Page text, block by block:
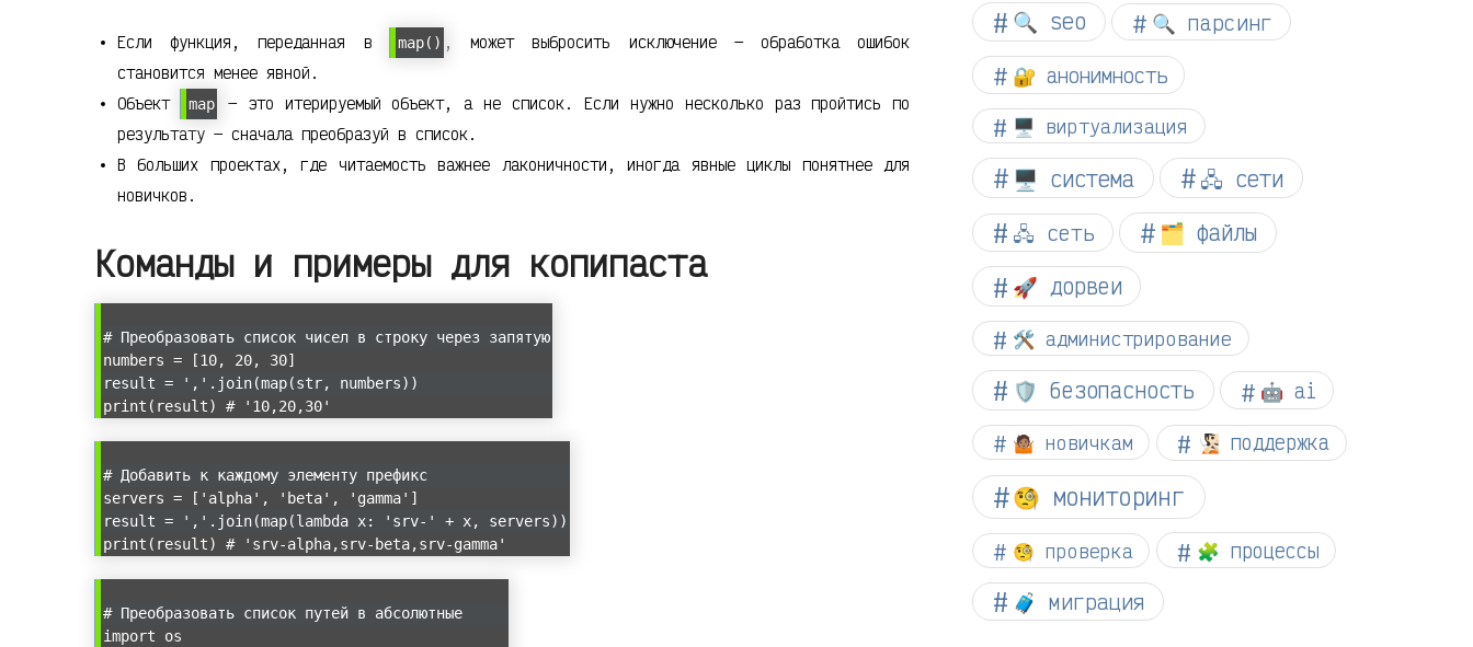
Если функция, переданная в map() , может выбросить исключение — обработка ошибок
становится менее явной.
Объект
map
— это итерируемый объект, а не список. Если нужно несколько раз пройтись по
результату — сначала преобразуй в список.
В больших проектах, где читаемость важнее лаконичности, иногда явные циклы понятнее для
новичков.
Команды и примеры для копипаста
# Преобразовать список чисел в строку через запятую
numbers = [10, 20, 30]
result = ','.join(map(str, numbers))
print(result) # '10,20,30'
# Добавить к каждому элементу префикс
servers = ['alpha', 'beta', 'gamma']
result = ','.join(map(lambda x: 'srv-' + x, servers))
print(result) # 'srv-alpha,srv-beta,srv-gamma'
# Преобразовать список путей в абсолютные
import os
🔍 seo 🔍 парсинг
🔐 анонимность
🖥️ виртуализация
🖥️ система 🖧 сети
🖧 сеть 🗂️ файлы
🚀 дорвеи
🛠️ администрирование
🛡️ безопасность 🤖 ai
🤷🏽 новичкам 🧏🏻 поддержка
🧐 мониторинг
🧐 проверка 🧩 процессы
🧳 миграция